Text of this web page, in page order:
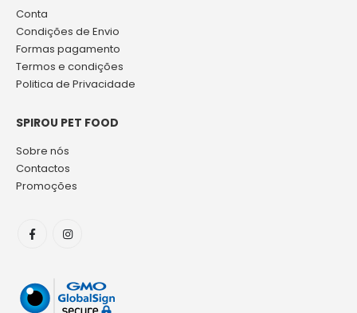
Conta
Condições de Envio
Formas pagamento
Termos e condições
Politica de Privacidade
SPIROU PET FOOD
Sobre nós
Contactos
Promoções